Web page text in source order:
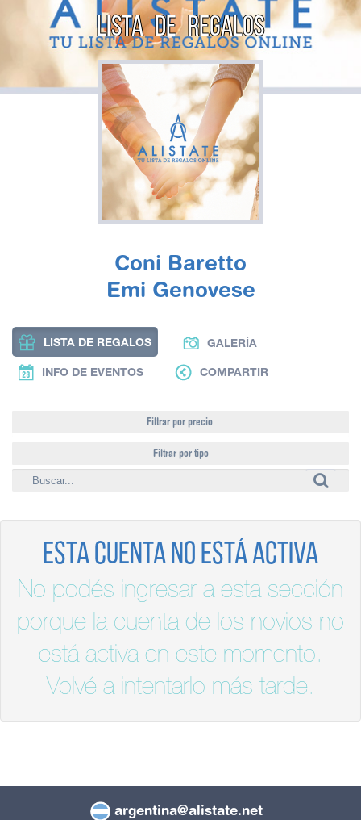
LISTA DE REGALOS
Coni Baretto
Emi Genovese
LISTA DE REGALOS GALERÍA
INFO DE EVENTOS COMPARTIR
Filtrar por precio
Filtrar por tipo
Esta cuenta no está activa
No podés ingresar a esta sección
porque la cuenta de los novios no
está activa en este momento.
Volvé a intentarlo más tarde.
argentina@alistate.net